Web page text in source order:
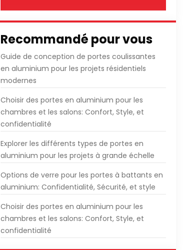
Recommandé pour vous
Guide de conception de portes coulissantes
en aluminium pour les projets résidentiels
modernes
Choisir des portes en aluminium pour les
chambres et les salons: Confort, Style, et
confidentialité
Explorer les différents types de portes en
aluminium pour les projets à grande échelle
Options de verre pour les portes à battants en
aluminium: Confidentialité, Sécurité, et style
Choisir des portes en aluminium pour les
chambres et les salons: Confort, Style, et
confidentialité